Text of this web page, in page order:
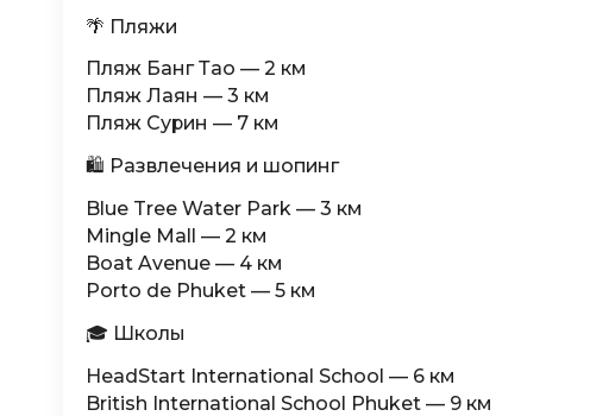
🌴 Пляжи
Пляж Банг Тао — 2 км
Пляж Лаян — 3 км
Пляж Сурин — 7 км
🛍 Развлечения и шопинг
Blue Tree Water Park — 3 км
Mingle Mall — 2 км
Boat Avenue — 4 км
Porto de Phuket — 5 км
🎓 Школы
HeadStart International School — 6 км
British International School Phuket — 9 км